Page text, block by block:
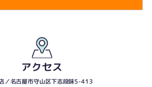
アクセス
／名古屋市守山区下志段味5-413